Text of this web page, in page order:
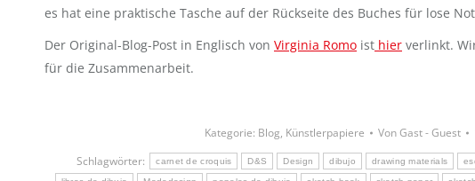
es hat eine praktische Tasche auf der Rückseite des Buches für lose
Der Original-Blog-Post in Englisch von Virginia Romo ist hier verlinkt.
für die Zusammenarbeit.
Kategorie: Blog, Künstlerpapiere VonGast - Guest
Schlagwörter:
carnet de croquis D&S Design dibujo drawing materials